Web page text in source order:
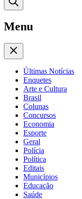
Menu
Últimas Notícias
Enquetes
Arte e Cultura
Brasil
Colunas
Concursos
Economia
Esporte
Geral
Polícia
Política
Editais
Municípios
Educação
Saúde